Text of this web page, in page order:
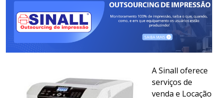
A Sinall oferece
serviços de
venda e Locação